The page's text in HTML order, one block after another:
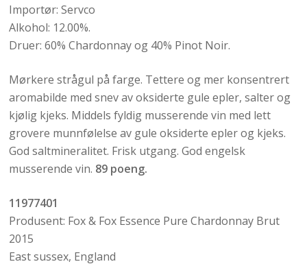
Importør: Servco
Alkohol: 12.00%.
Druer: 60% Chardonnay og 40% Pinot Noir.
Mørkere strågul på farge. Tettere og mer konsentrert
aromabilde med snev av oksiderte gule epler, salter og
kjølig kjeks. Middels fyldig musserende vin med lett
grovere munnfølelse av gule oksiderte epler og kjeks.
God saltmineralitet. Frisk utgang. God engelsk
musserende vin. 89 poeng.
11977401
Produsent: Fox & Fox Essence Pure Chardonnay Brut
2015
East sussex, England